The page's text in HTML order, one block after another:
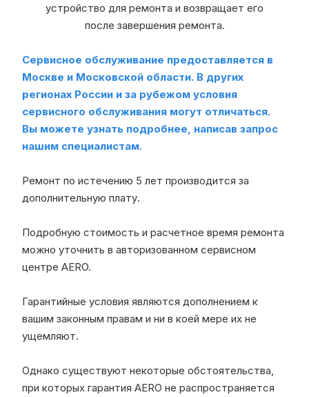
устройство для ремонта и возвращает его
после завершения ремонта.
Сервисное обслуживание предоставляется в
Москве и Московской области. В других
регионах России и за рубежом условия
сервисного обслуживания могут отличаться.
Вы можете узнать подробнее, написав запрос
нашим специалистам.
Ремонт по истечению 5 лет производится за
дополнительную плату.
Подробную стоимость и расчетное время ремонта
можно уточнить в авторизованном сервисном
центре AERO.
Гарантийные условия являются дополнением к
вашим законным правам и ни в коей мере их не
ущемляют.
Однако существуют некоторые обстоятельства,
при которых гарантия AERO не распространяется